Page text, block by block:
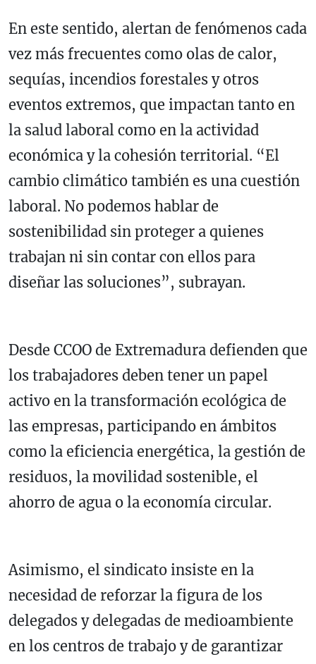
En este sentido, alertan de fenómenos cada
vez más frecuentes como olas de calor,
sequías, incendios forestales y otros
eventos extremos, que impactan tanto en
la salud laboral como en la actividad
económica y la cohesión territorial. “El
cambio climático también es una cuestión
laboral. No podemos hablar de
sostenibilidad sin proteger a quienes
trabajan ni sin contar con ellos para
diseñar las soluciones”, subrayan.
Desde CCOO de Extremadura defienden que
los trabajadores deben tener un papel
activo en la transformación ecológica de
las empresas, participando en ámbitos
como la eficiencia energética, la gestión de
residuos, la movilidad sostenible, el
ahorro de agua o la economía circular.
Asimismo, el sindicato insiste en la
necesidad de reforzar la figura de los
delegados y delegadas de medioambiente
en los centros de trabajo y de garantizar